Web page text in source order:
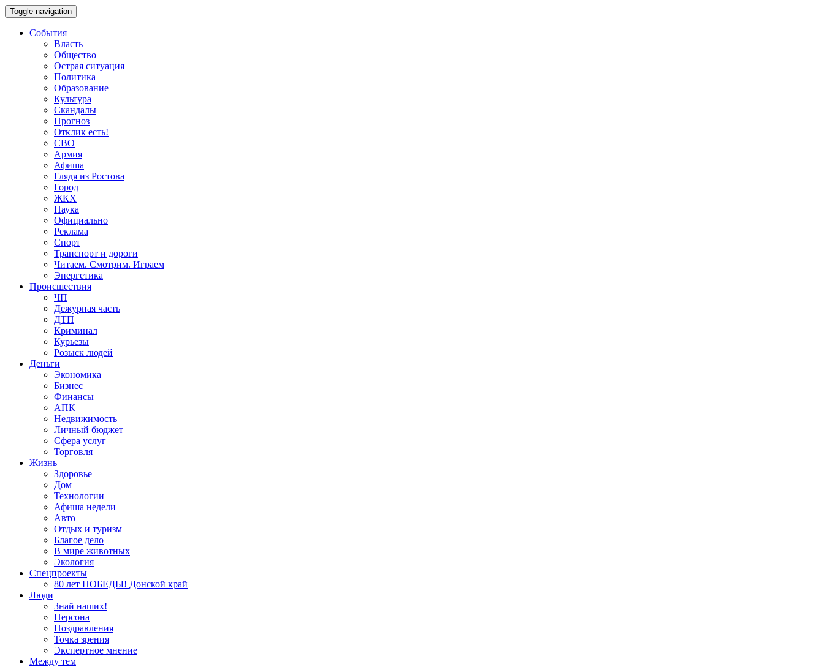
Toggle navigation
События
Власть
Общество
Острая ситуация
Политика
Образование
Культура
Скандалы
Прогноз
Отклик есть!
СВО
Армия
Афиша
Глядя из Ростова
Город
ЖКХ
Наука
Официально
Реклама
Спорт
Транспорт и дороги
Читаем. Смотрим. Играем
Энергетика
Происшествия
ЧП
Дежурная часть
ДТП
Криминал
Курьезы
Розыск людей
Деньги
Экономика
Бизнес
Финансы
АПК
Недвижимость
Личный бюджет
Сфера услуг
Торговля
Жизнь
Здоровье
Дом
Технологии
Афиша недели
Авто
Отдых и туризм
Благое дело
В мире животных
Экология
Спецпроекты
80 лет ПОБЕДЫ! Донской край
Люди
Знай наших!
Персона
Поздравления
Точка зрения
Экспертное мнение
Между тем